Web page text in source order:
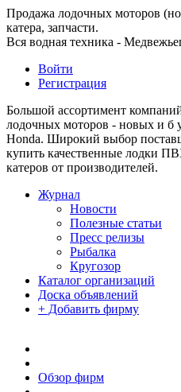
Продажа лодочных моторов
катера, запчасти.
Вся водная техника -
Войти
Регистрация
Большой ассортимент
лодочных моторов - новых и б
Honda. Широкий выбор
купить качественные лодки
катеров от производителей.
Журнал
Новости
Полезные статьи
Пресс релизы
Рыбалка
Кругозор
Каталог организаций
Доска объявлений
+ Добавить фирму
Обзор фирм